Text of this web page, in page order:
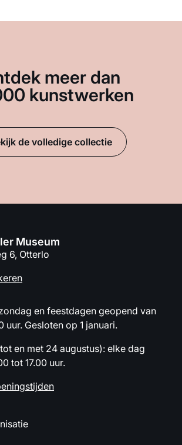
meer dan
kunstwerken
de volledige collectie
Museum
6, Otterlo
en feestdagen geopend van
uur. Gesloten op 1 januari.
en met 24 augustus): elke dag
tot 17.00 uur.